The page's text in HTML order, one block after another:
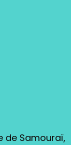
de Samouraï,